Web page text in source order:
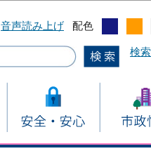
音声読み上げ 配色
検